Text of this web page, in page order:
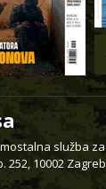
služba
252, 10002